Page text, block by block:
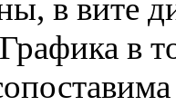
в вите
в